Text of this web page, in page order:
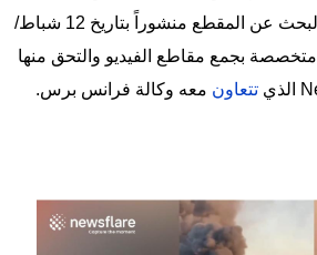
و"سفينة شحن"، أرشد البحث عن المقطع منشوراً بتاريخ 12 شباط/
متخصصة بجمع مقاطع الفيديو والتحق منها
تتعاون معه وكالة فرانس برس.